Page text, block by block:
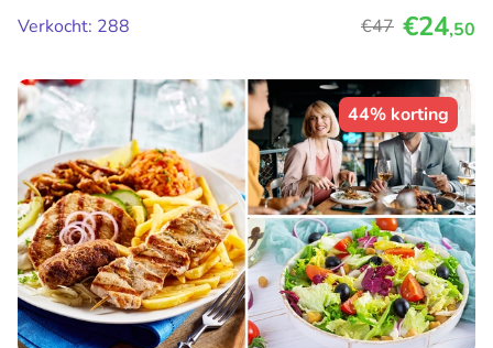
Verkocht: 288
€47 €24,50
44% korting